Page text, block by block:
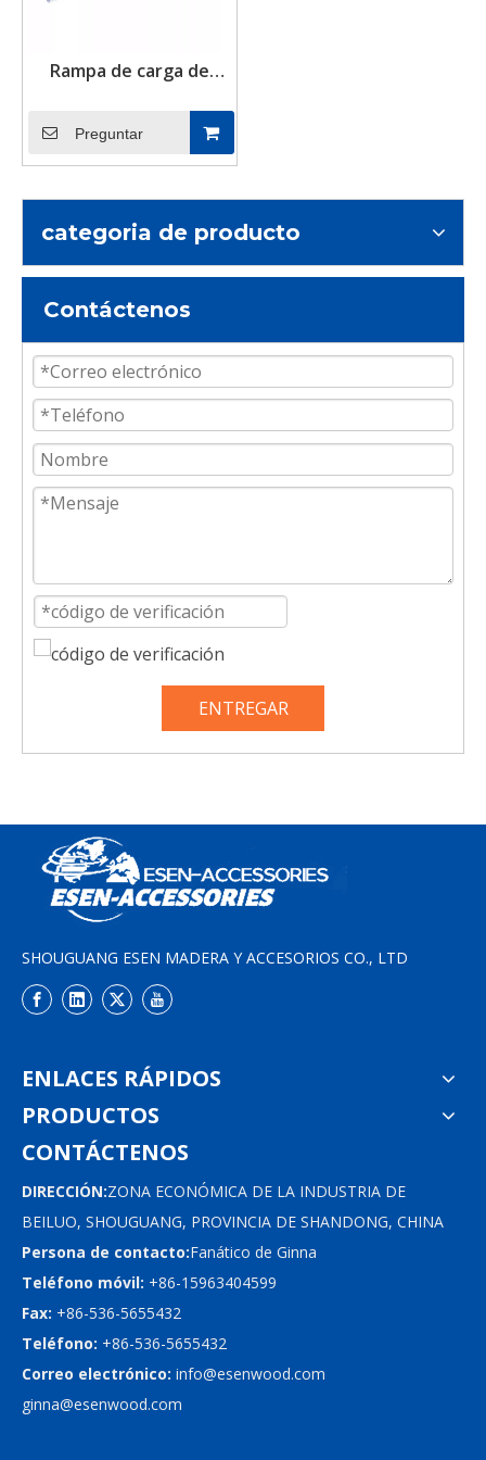
Rampa de carga de
de aluminio de alta
resistencia para
transpaletas y
Preguntar
categoria de producto
Contáctenos
ENTREGAR
SHOUGUANG ESEN MADERA Y ACCESORIOS CO., LTD
ENLACES RÁPIDOS
PRODUCTOS
CONTÁCTENOS
DIRECCIÓN:ZONA ECONÓMICA DE LA INDUSTRIA DE
BEILUO, SHOUGUANG, PROVINCIA DE SHANDONG, CHINA
Persona de contacto:Fanático de Ginna
Teléfono móvil: +86-15963404599
Fax: +86-536-5655432
Teléfono: +86-536-5655432
Correo electrónico: info@esenwood.com
ginna@esenwood.com